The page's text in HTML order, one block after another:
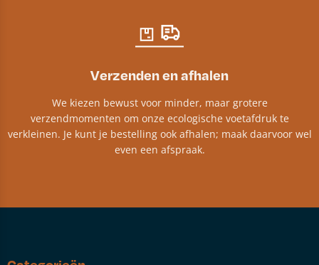
Verzenden en afhalen
We kiezen bewust voor minder, maar grotere
verzendmomenten om onze ecologische voetafdruk te
verkleinen. Je kunt je bestelling ook afhalen; maak daarvoor wel
even een afspraak.